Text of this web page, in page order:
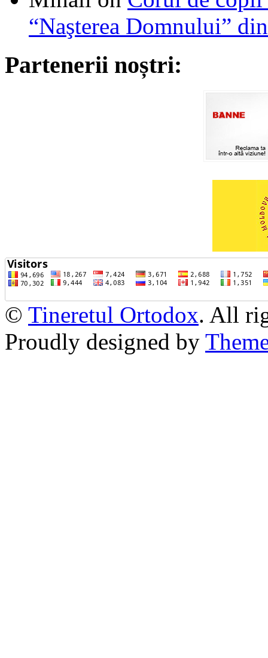
“Naşterea Domnului”
Partenerii noștri:
© Tineretul Ortodox. All
Proudly designed by